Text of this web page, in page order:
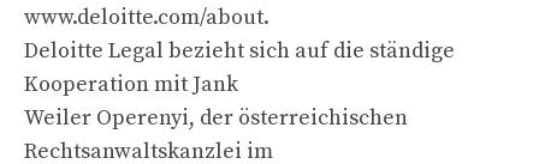
www.deloitte.com/about.
Deloitte Legal bezieht sich auf die ständige
Kooperation mit Jank
Weiler Operenyi, der österreichischen
Rechtsanwaltskanzlei im